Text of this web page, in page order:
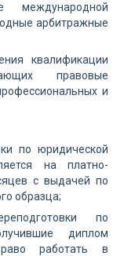
международной
арбитражные
квалификации
правовые
и
по юридической
на платно-
с выдачей по
образца;
по
диплом
работать в